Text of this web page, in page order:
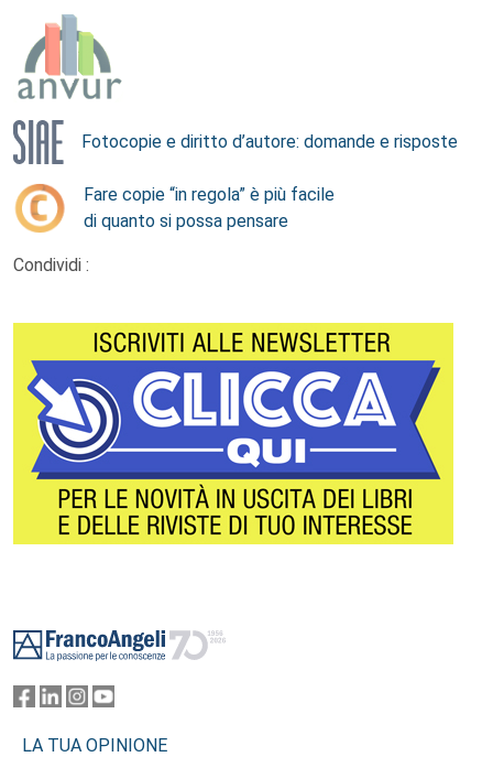
Fotocopie e diritto d’autore: domande e risposte
Fare copie “in regola” è più facile
di quanto si possa pensare
Condividi :
LA TUA OPINIONE